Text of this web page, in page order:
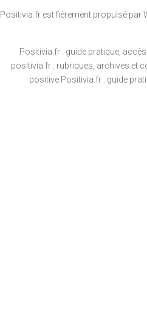
Positivia.fr est fièrement propulsé par
Positivia.fr : guide pratique,
positivia.fr : rubriques, archives et
positive Positivia.fr : guide